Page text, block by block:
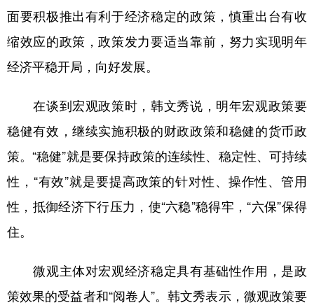
面要积极推出有利于经济稳定的政策，慎重出台有收
缩效应的政策，政策发力要适当靠前，努力实现明年
经济平稳开局，向好发展。
在谈到宏观政策时，韩文秀说，明年宏观政策要
稳健有效，继续实施积极的财政政策和稳健的货币政
策。“稳健”就是要保持政策的连续性、稳定性、可持续
性，“有效”就是要提高政策的针对性、操作性、管用
性，抵御经济下行压力，使“六稳”稳得牢，“六保”保得
住。
微观主体对宏观经济稳定具有基础性作用，是政
策效果的受益者和“阅卷人”。韩文秀表示，微观政策要